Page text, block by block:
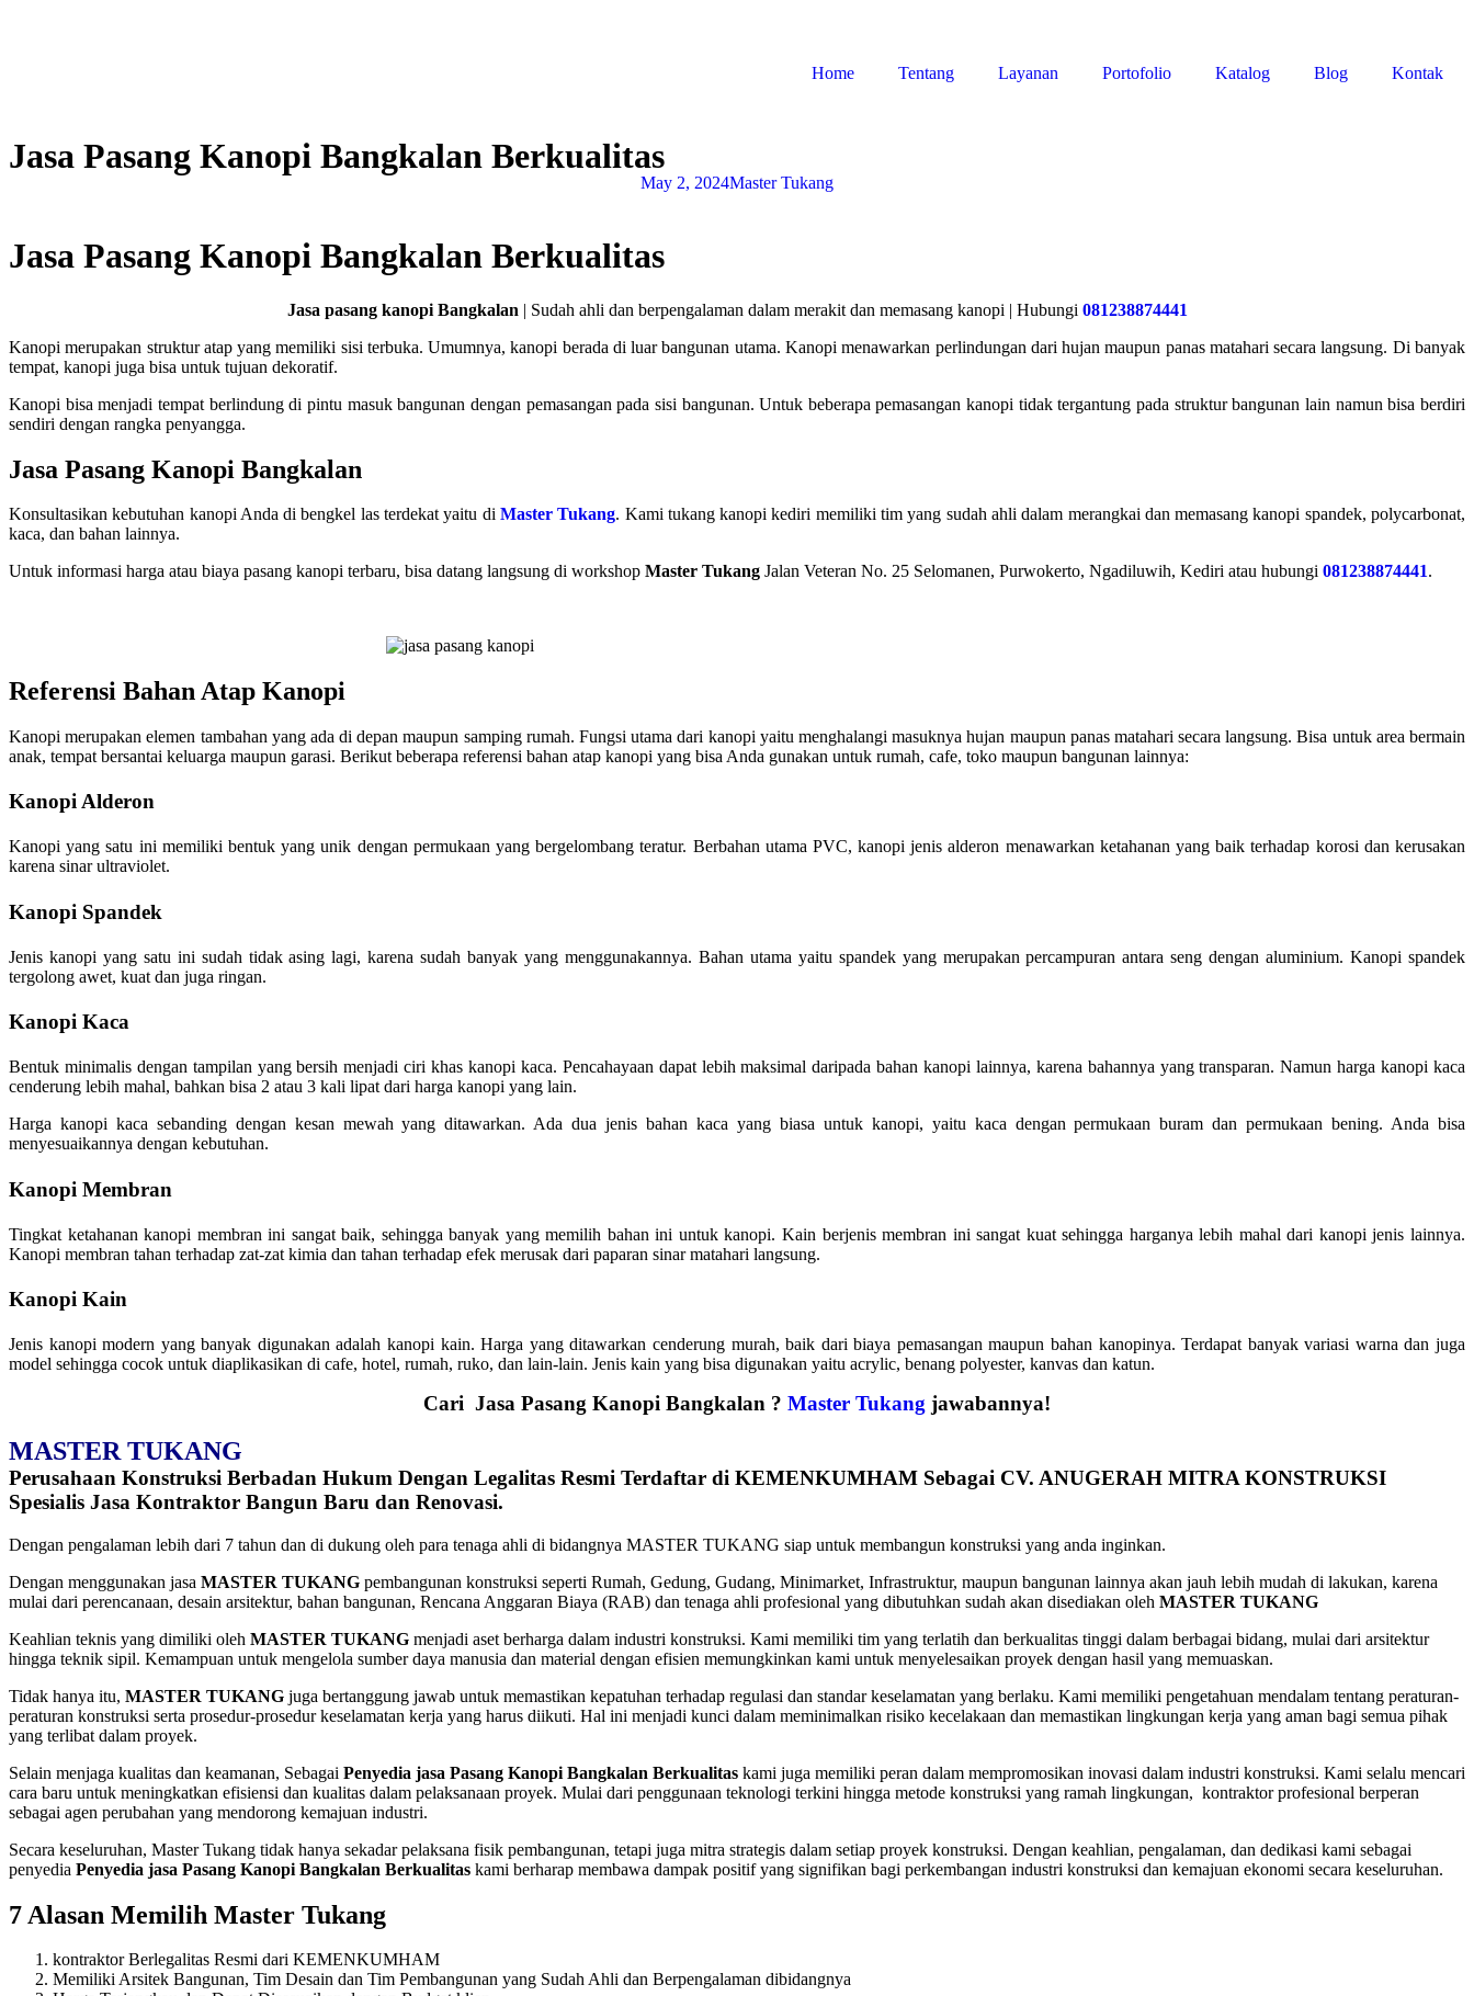
Home Tentang Layanan Portofolio Katalog Blog Kontak
Jasa Pasang Kanopi Bangkalan Berkualitas
May 2, 2024Master Tukang
Jasa Pasang Kanopi Bangkalan Berkualitas
Jasa pasang kanopi Bangkalan | Sudah ahli dan berpengalaman dalam merakit dan memasang kanopi | Hubungi 081238874441
Kanopi merupakan struktur atap yang memiliki sisi terbuka. Umumnya, kanopi berada di luar bangunan utama. Kanopi menawarkan perlindungan dari hujan maupun panas matahari secara langsung. Di banyak
tempat, kanopi juga bisa untuk tujuan dekoratif.
Kanopi bisa menjadi tempat berlindung di pintu masuk bangunan dengan pemasangan pada sisi bangunan. Untuk beberapa pemasangan kanopi tidak tergantung pada struktur bangunan lain namun bisa berdiri
sendiri dengan rangka penyangga.
Jasa Pasang Kanopi Bangkalan
Konsultasikan kebutuhan kanopi Anda di bengkel las terdekat yaitu di Master Tukang. Kami tukang kanopi kediri memiliki tim yang sudah ahli dalam merangkai dan memasang kanopi spandek, polycarbonat,
kaca, dan bahan lainnya.
Untuk informasi harga atau biaya pasang kanopi terbaru, bisa datang langsung di workshop Master Tukang Jalan Veteran No. 25 Selomanen, Purwokerto, Ngadiluwih, Kediri atau hubungi 081238874441.
Referensi Bahan Atap Kanopi
Kanopi merupakan elemen tambahan yang ada di depan maupun samping rumah. Fungsi utama dari kanopi yaitu menghalangi masuknya hujan maupun panas matahari secara langsung. Bisa untuk area bermain
anak, tempat bersantai keluarga maupun garasi. Berikut beberapa referensi bahan atap kanopi yang bisa Anda gunakan untuk rumah, cafe, toko maupun bangunan lainnya:
Kanopi Alderon
Kanopi yang satu ini memiliki bentuk yang unik dengan permukaan yang bergelombang teratur. Berbahan utama PVC, kanopi jenis alderon menawarkan ketahanan yang baik terhadap korosi dan kerusakan
karena sinar ultraviolet.
Kanopi Spandek
Jenis kanopi yang satu ini sudah tidak asing lagi, karena sudah banyak yang menggunakannya. Bahan utama yaitu spandek yang merupakan percampuran antara seng dengan aluminium. Kanopi spandek
tergolong awet, kuat dan juga ringan.
Kanopi Kaca
Bentuk minimalis dengan tampilan yang bersih menjadi ciri khas kanopi kaca. Pencahayaan dapat lebih maksimal daripada bahan kanopi lainnya, karena bahannya yang transparan. Namun harga kanopi kaca
cenderung lebih mahal, bahkan bisa 2 atau 3 kali lipat dari harga kanopi yang lain.
Harga kanopi kaca sebanding dengan kesan mewah yang ditawarkan. Ada dua jenis bahan kaca yang biasa untuk kanopi, yaitu kaca dengan permukaan buram dan permukaan bening. Anda bisa
menyesuaikannya dengan kebutuhan.
Kanopi Membran
Tingkat ketahanan kanopi membran ini sangat baik, sehingga banyak yang memilih bahan ini untuk kanopi. Kain berjenis membran ini sangat kuat sehingga harganya lebih mahal dari kanopi jenis lainnya.
Kanopi membran tahan terhadap zat-zat kimia dan tahan terhadap efek merusak dari paparan sinar matahari langsung.
Kanopi Kain
Jenis kanopi modern yang banyak digunakan adalah kanopi kain. Harga yang ditawarkan cenderung murah, baik dari biaya pemasangan maupun bahan kanopinya. Terdapat banyak variasi warna dan juga
model sehingga cocok untuk diaplikasikan di cafe, hotel, rumah, ruko, dan lain-lain. Jenis kain yang bisa digunakan yaitu acrylic, benang polyester, kanvas dan katun.
Cari Jasa Pasang Kanopi Bangkalan ? Master Tukang jawabannya!
MASTER TUKANG
Perusahaan Konstruksi Berbadan Hukum Dengan Legalitas Resmi Terdaftar di KEMENKUMHAM Sebagai CV. ANUGERAH MITRA KONSTRUKSI
Spesialis Jasa Kontraktor Bangun Baru dan Renovasi.
Dengan pengalaman lebih dari 7 tahun dan di dukung oleh para tenaga ahli di bidangnya MASTER TUKANG siap untuk membangun konstruksi yang anda inginkan.
Dengan menggunakan jasa MASTER TUKANG pembangunan konstruksi seperti Rumah, Gedung, Gudang, Minimarket, Infrastruktur, maupun bangunan lainnya akan jauh lebih mudah di lakukan, karena
mulai dari perencanaan, desain arsitektur, bahan bangunan, Rencana Anggaran Biaya (RAB) dan tenaga ahli profesional yang dibutuhkan sudah akan disediakan oleh MASTER TUKANG
Keahlian teknis yang dimiliki oleh MASTER TUKANG menjadi aset berharga dalam industri konstruksi. Kami memiliki tim yang terlatih dan berkualitas tinggi dalam berbagai bidang, mulai dari arsitektur
hingga teknik sipil. Kemampuan untuk mengelola sumber daya manusia dan material dengan efisien memungkinkan kami untuk menyelesaikan proyek dengan hasil yang memuaskan.
Tidak hanya itu, MASTER TUKANG juga bertanggung jawab untuk memastikan kepatuhan terhadap regulasi dan standar keselamatan yang berlaku. Kami memiliki pengetahuan mendalam tentang peraturan-
peraturan konstruksi serta prosedur-prosedur keselamatan kerja yang harus diikuti. Hal ini menjadi kunci dalam meminimalkan risiko kecelakaan dan memastikan lingkungan kerja yang aman bagi semua pihak
yang terlibat dalam proyek.
Selain menjaga kualitas dan keamanan, Sebagai Penyedia jasa Pasang Kanopi Bangkalan Berkualitas kami juga memiliki peran dalam mempromosikan inovasi dalam industri konstruksi. Kami selalu mencari
cara baru untuk meningkatkan efisiensi dan kualitas dalam pelaksanaan proyek. Mulai dari penggunaan teknologi terkini hingga metode konstruksi yang ramah lingkungan, kontraktor profesional berperan
sebagai agen perubahan yang mendorong kemajuan industri.
Secara keseluruhan, Master Tukang tidak hanya sekadar pelaksana fisik pembangunan, tetapi juga mitra strategis dalam setiap proyek konstruksi. Dengan keahlian, pengalaman, dan dedikasi kami sebagai
penyedia Penyedia jasa Pasang Kanopi Bangkalan Berkualitas kami berharap membawa dampak positif yang signifikan bagi perkembangan industri konstruksi dan kemajuan ekonomi secara keseluruhan.
7 Alasan Memilih Master Tukang
kontraktor Berlegalitas Resmi dari KEMENKUMHAM
Memiliki Arsitek Bangunan, Tim Desain dan Tim Pembangunan yang Sudah Ahli dan Berpengalaman dibidangnya